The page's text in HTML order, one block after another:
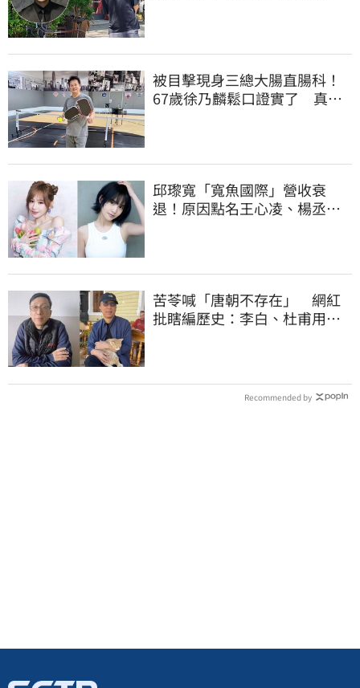
被目擊現身三總大腸直腸科！
67歲徐乃麟鬆口證實了 真實
邱瓈寬「寬魚國際」營收衰
退！原因點名王心凌、楊丞琳
苦苓喊「唐朝不存在」 網紅
批瞎編歷史：李白、杜甫用鮮
Recommended by